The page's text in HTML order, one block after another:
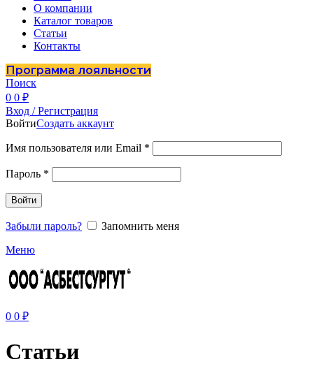
О компании
Каталог товаров
Статьи
Контакты
Программа лояльности
Поиск
0 0 ₽
Вход / Регистрация
ВойтиСоздать аккаунт
Имя пользователя или Email *
Пароль *
Войти
Забыли пароль?
Запомнить меня
Меню
0 0 ₽
Статьи